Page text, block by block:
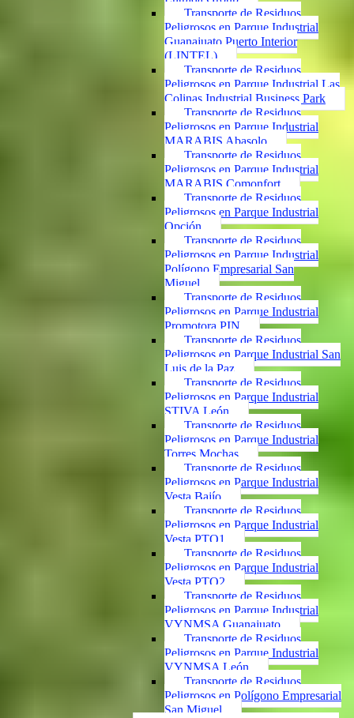
Transporte de Residuos
Peligrosos en Parque Industrial
Guanajuato Puerto Interior
(LINTEL)
Transporte de Residuos
Peligrosos en Parque Industrial Las
Colinas Industrial Business Park
Transporte de Residuos
Peligrosos en Parque Industrial
MARABIS Abasolo
Transporte de Residuos
Peligrosos en Parque Industrial
MARABIS Comonfort
Transporte de Residuos
Peligrosos en Parque Industrial
Opción
Transporte de Residuos
Peligrosos en Parque Industrial
Polígono Empresarial San
Miguel
Transporte de Residuos
Peligrosos en Parque Industrial
Promotora PIN
Transporte de Residuos
Peligrosos en Parque Industrial San
Luis de la Paz
Transporte de Residuos
Peligrosos en Parque Industrial
STIVA León
Transporte de Residuos
Peligrosos en Parque Industrial
Torres Mochas
Transporte de Residuos
Peligrosos en Parque Industrial
Vesta Bajío
Transporte de Residuos
Peligrosos en Parque Industrial
Vesta PTO1
Transporte de Residuos
Peligrosos en Parque Industrial
Vesta PTO2
Transporte de Residuos
Peligrosos en Parque Industrial
VYNMSA Guanajuato
Transporte de Residuos
Peligrosos en Parque Industrial
VYNMSA León
Transporte de Residuos
Peligrosos en Polígono Empresarial
San Miguel